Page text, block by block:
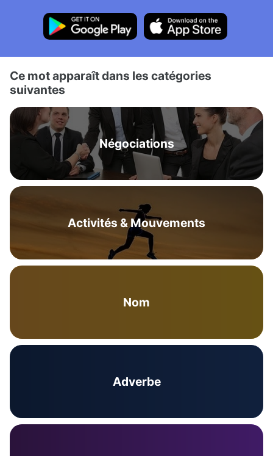
Ce mot apparaît dans les catégories
suivantes
Négociations
Activités & Mouvements
Nom
Adverbe